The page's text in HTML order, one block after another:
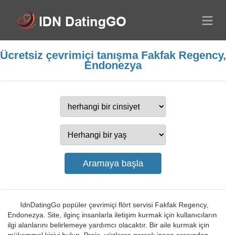
Ücretsiz çevrimiçi tanışma Fakfak Regency,
Endonezya
IdnDatingGo popüler çevrimiçi flört servisi Fakfak Regency,
Endonezya. Site, ilginç insanlarla iletişim kurmak için kullanıcıların
ilgi alanlarını belirlemeye yardımcı olacaktır. Bir aile kurmak için